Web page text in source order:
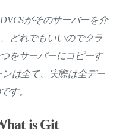
がそのサーバーを介
どれでもいいのでクラ
をサーバーにコピーす
は全て、実際は全デー
す。
is Git